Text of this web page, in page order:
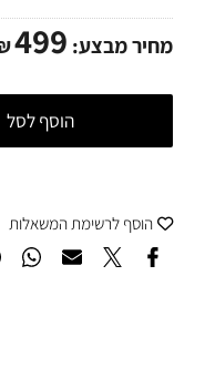
מבצע: ₪ 499
הוסף לסל
לרשימת המשאלות